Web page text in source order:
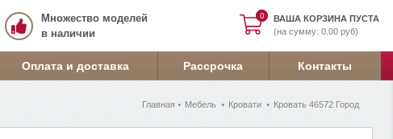
0
0
ВАША КОРЗИНА ПУСТА
(на сумму: 0.00 руб)
Множество моделей
в наличии
Оплата и доставка Рассрочка Контакты
Главная Мебель Кровати Кровать 46572 Город